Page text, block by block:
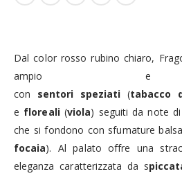
Dal color rosso rubino chiaro,
ampio e
con sentori speziati (tabacco
e floreali(viola) seguiti da note di
che si fondono con sfumature
focaia). Al palato offre una
eleganza caratterizzata da s